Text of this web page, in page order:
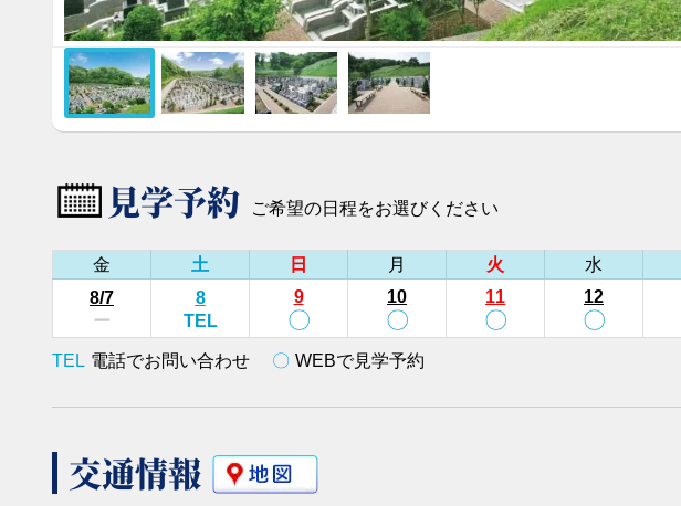
見学予約 ご希望の日程をお選びください
金 土 日 月 火 水
8/7
ー
8
TEL
9
〇
10
〇
11
〇
12
〇
TEL 電話でお問い合わせ 〇 WEBで見学予約
交通情報